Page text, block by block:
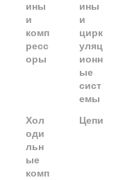
ины
и
комп
ресс
оры
ины
и
цирк
уляц
ионн
ые
сист
емы
Хол
оди
льн
ые
комп
Цепи